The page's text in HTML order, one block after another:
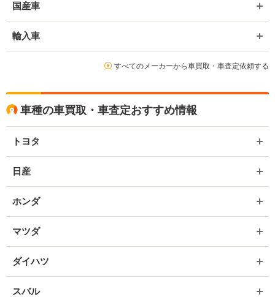
国産車
輸入車
すべてのメーカーから車買取・車査定依頼する
車種の車買取・車査定おすすめ情報
トヨタ
日産
ホンダ
マツダ
ダイハツ
スバル